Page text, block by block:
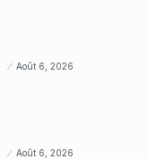
Août 6, 2026
Août 6, 2026